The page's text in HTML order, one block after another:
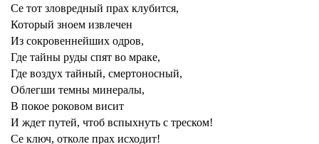
Се тот зловредный прах клубится,
Который зноем извлечен
Из сокровеннейших одров,
Где тайны руды спят во мраке,
Где воздух тайный, смертоносный,
Облегши темны минералы,
В покое роковом висит
И ждет путей, чтоб вспыхнуть с треском!
Се ключ, отколе прах исходит!